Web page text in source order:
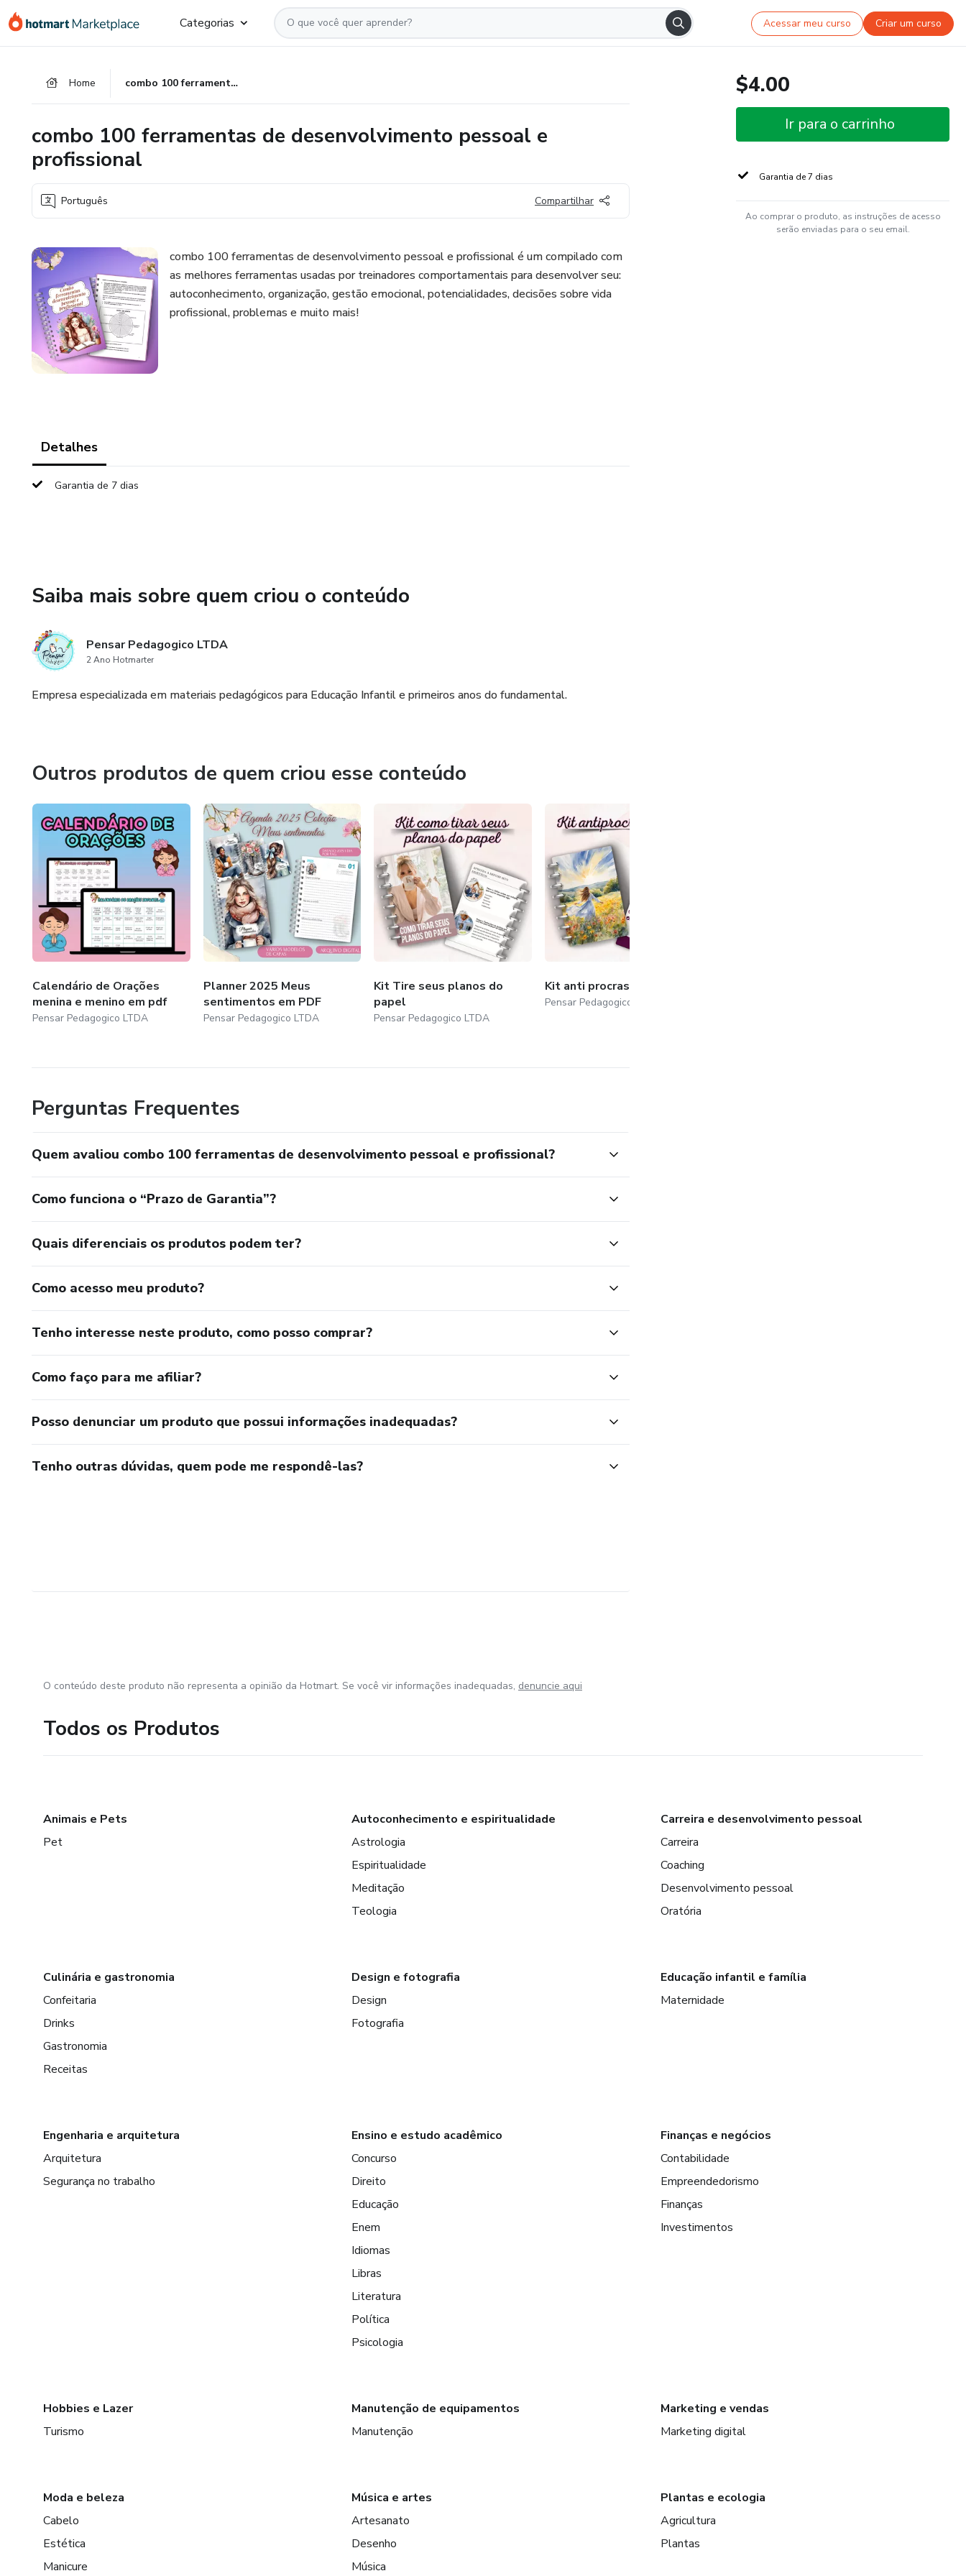
para
para
para
Categorias Acessar meu curso Criar um curso
Home combo 100 ferramentas de desenvolvimento pessoal e profissional
combo 100 ferramentas de desenvolvimento pessoal e
profissional
Português Compartilhar
combo 100 ferramentas de desenvolvimento pessoal e profissional é um compilado com
as melhores ferramentas usadas por treinadores comportamentais para desenvolver seu:
autoconhecimento, organização, gestão emocional, potencialidades, decisões sobre vida
profissional, problemas e muito mais!
Detalhes
Garantia de 7 dias
Saiba mais sobre quem criou o conteúdo
Pensar Pedagogico LTDA
2 Ano Hotmarter
Empresa especializada em materiais pedagógicos para Educação Infantil e primeiros anos do fundamental.
Outros produtos de quem criou esse conteúdo
Calendário de Orações
menina e menino em pdf
Pensar Pedagogico LTDA
Planner 2025 Meus
sentimentos em PDF
Pensar Pedagogico LTDA
Kit Tire seus planos do
papel
Pensar Pedagogico LTDA
Kit anti procrastinação
Pensar Pedagogico LTDA
Perguntas Frequentes
Quem avaliou combo 100 ferramentas de desenvolvimento pessoal e profissional?
Como funciona o “Prazo de Garantia”?
Quais diferenciais os produtos podem ter?
Como acesso meu produto?
Tenho interesse neste produto, como posso comprar?
Como faço para me afiliar?
Posso denunciar um produto que possui informações inadequadas?
Tenho outras dúvidas, quem pode me respondê-las?
$4.00
Ir para o carrinho
Garantia de 7 dias
Ao comprar o produto, as instruções de acesso
serão enviadas para o seu email.
O conteúdo deste produto não representa a opinião da Hotmart. Se você vir informações inadequadas, denuncie aqui
Todos os Produtos
Animais e Pets
Pet
Autoconhecimento e espiritualidade
Astrologia
Espiritualidade
Meditação
Teologia
Carreira e desenvolvimento pessoal
Carreira
Coaching
Desenvolvimento pessoal
Oratória
Culinária e gastronomia
Confeitaria
Drinks
Gastronomia
Receitas
Design e fotografia
Design
Fotografia
Educação infantil e família
Maternidade
Engenharia e arquitetura
Arquitetura
Segurança no trabalho
Ensino e estudo acadêmico
Concurso
Direito
Educação
Enem
Idiomas
Libras
Literatura
Política
Psicologia
Finanças e negócios
Contabilidade
Empreendedorismo
Finanças
Investimentos
Hobbies e Lazer
Turismo
Manutenção de equipamentos
Manutenção
Marketing e vendas
Marketing digital
Moda e beleza
Cabelo
Estética
Manicure
Música e artes
Artesanato
Desenho
Música
Plantas e ecologia
Agricultura
Plantas